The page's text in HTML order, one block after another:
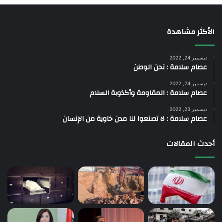
الأكثر مشاهدة
ديسمبر 24, 2022
عصام سلامة : نحن الوطن
ديسمبر 24, 2022
عصام سلامة : المقاومة وأكذوبة السلام
ديسمبر 23, 2022
عصام سلامة : لا تصنعوا لنا مدن خاوية من الإنسان
أحدث المقالات